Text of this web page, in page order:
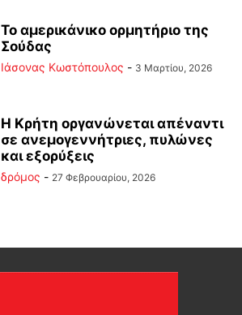
Το αμερικάνικο ορμητήριο της
Σούδας
Ιάσονας Κωστόπουλος - 3 Μαρτίου, 2026
Η Κρήτη οργανώνεται απέναντι
σε ανεμογεννήτριες, πυλώνες
και εξορύξεις
δρόμος - 27 Φεβρουαρίου, 2026